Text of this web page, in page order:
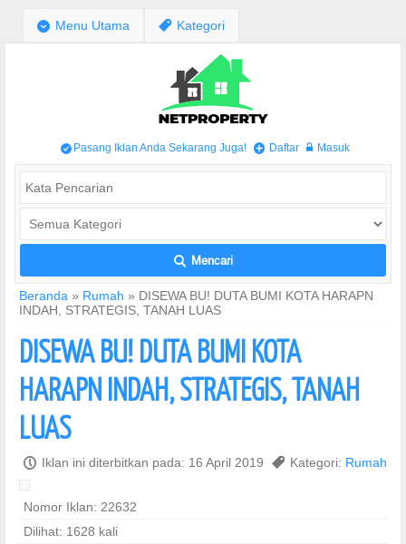
; Menu Utama , Kategori
/ Pasang Iklan Anda Sekarang Juga! + Daftar w Masuk
L Mencari
Beranda » Rumah » DISEWA BU! DUTA BUMI KOTA HARAPN
INDAH, STRATEGIS, TANAH LUAS
DISEWA BU! DUTA BUMI KOTA
HARAPN INDAH, STRATEGIS, TANAH
LUAS
P Iklan ini diterbitkan pada: 16 April 2019 , Kategori: Rumah
Nomor Iklan: 22632
Dilihat: 1628 kali